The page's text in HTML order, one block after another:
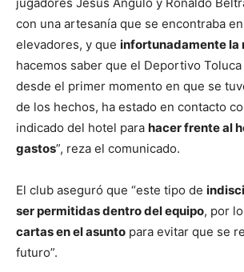
con una artesanía que se encontraba
elevadores, y que infortunadamente la
hacemos saber que el Deportivo
desde el primer momento en que se
de los hechos, ha estado en contacto
indicado del hotel para hacer frente al
gastos”, reza el comunicado.
El club aseguró que “este tipo de
ser permitidas dentro del equipo, por
cartas en el asunto para evitar que se
futuro”.